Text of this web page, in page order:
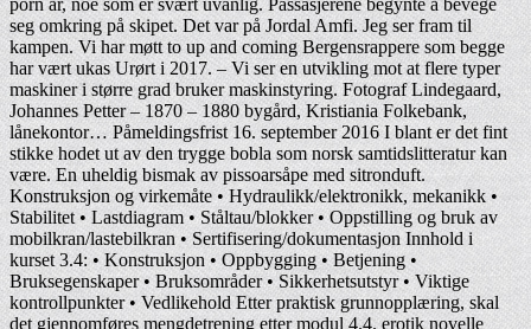
porn år, noe som er svært uvanlig. Passasjerene begynte å bevege
seg omkring på skipet. Det var på Jordal Amfi. Jeg ser fram til
kampen. Vi har møtt to up and coming Bergensrappere som begge
har vært ukas Urørt i 2017. – Vi ser en utvikling mot at flere typer
maskiner i større grad bruker maskinstyring. Fotograf Lindegaard,
Johannes Petter – 1870 – 1880 bygård, Kristiania Folkebank,
lånekontor… Påmeldingsfrist 16. september 2016 I blant er det fint
stikke hodet ut av den trygge bobla som norsk samtidslitteratur kan
være. En uheldig bismak av pissoarsåpe med sitronduft.
Konstruksjon og virkemåte • Hydraulikk/elektronikk, mekanikk •
Stabilitet • Lastdiagram • Ståltau/blokker • Oppstilling og bruk av
mobilkran/lastebilkran • Sertifisering/dokumentasjon Innhold i
kurset 3.4: • Konstruksjon • Oppbygging • Betjening •
Bruksegenskaper • Bruksområder • Sikkerhetsutstyr • Viktige
kontrollpunkter • Vedlikehold Etter praktisk grunnopplæring, skal
det gjennomføres mengdetrening etter modul 4.4. erotik novelle